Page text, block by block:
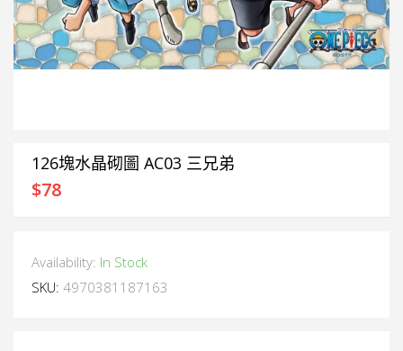
126塊水晶砌圖 AC03 三兄弟
$78
Availability: In Stock
SKU: 4970381187163